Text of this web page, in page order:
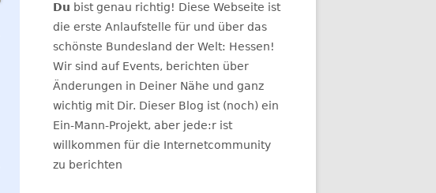
Du bist genau richtig! Diese Webseite ist
die erste Anlaufstelle für und über das
schönste Bundesland der Welt: Hessen!
Wir sind auf Events, berichten über
Änderungen in Deiner Nähe und ganz
wichtig mit Dir. Dieser Blog ist (noch) ein
Ein-Mann-Projekt, aber jede:r ist
willkommen für die Internetcommunity
zu berichten